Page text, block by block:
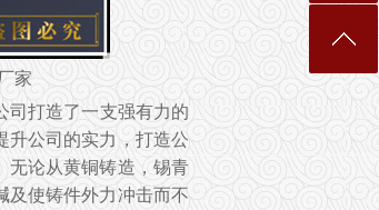
家
司打造了一支强有力的
升公司的实力，打造公
无论从黄铜铸造，锡青
及使铸件外力冲击而不